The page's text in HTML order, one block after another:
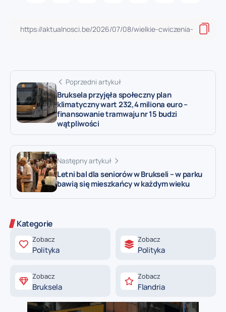
Poprzedni artykuł
Bruksela przyjęła społeczny plan
klimatyczny wart 232,4 miliona euro –
finansowanie tramwaju nr 15 budzi
wątpliwości
Następny artykuł
Letni bal dla seniorów w Brukseli – w parku
bawią się mieszkańcy w każdym wieku
Kategorie
Zobacz
Polityka
Zobacz
Polityka
Zobacz
Bruksela
Zobacz
Flandria